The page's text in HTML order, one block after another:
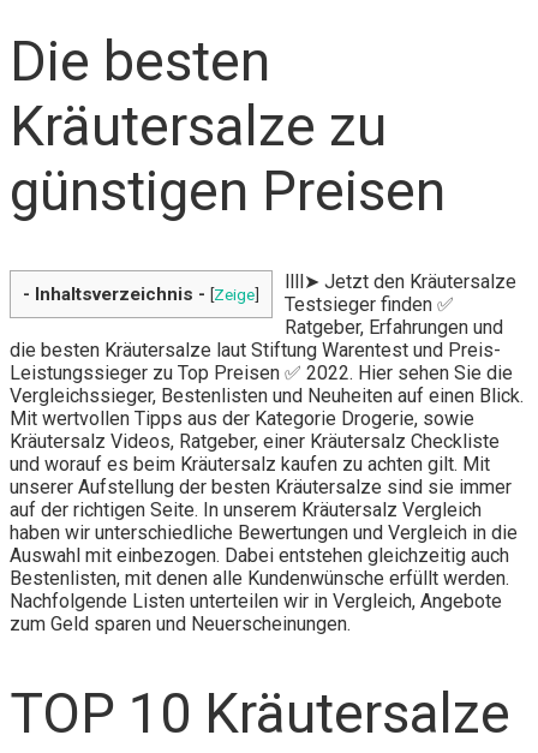
Die besten
Kräutersalze zu
günstigen Preisen
- Inhaltsverzeichnis - [Zeige]
llll➤ Jetzt den Kräutersalze
Testsieger finden ✅
Ratgeber, Erfahrungen und
die besten Kräutersalze laut Stiftung Warentest und Preis-
Leistungssieger zu Top Preisen ✅ 2022. Hier sehen Sie die
Vergleichssieger, Bestenlisten und Neuheiten auf einen Blick.
Mit wertvollen Tipps aus der Kategorie Drogerie, sowie
Kräutersalz Videos, Ratgeber, einer Kräutersalz Checkliste
und worauf es beim Kräutersalz kaufen zu achten gilt. Mit
unserer Aufstellung der besten Kräutersalze sind sie immer
auf der richtigen Seite. In unserem Kräutersalz Vergleich
haben wir unterschiedliche Bewertungen und Vergleich in die
Auswahl mit einbezogen. Dabei entstehen gleichzeitig auch
Bestenlisten, mit denen alle Kundenwünsche erfüllt werden.
Nachfolgende Listen unterteilen wir in Vergleich, Angebote
zum Geld sparen und Neuerscheinungen.
TOP 10 Kräutersalze